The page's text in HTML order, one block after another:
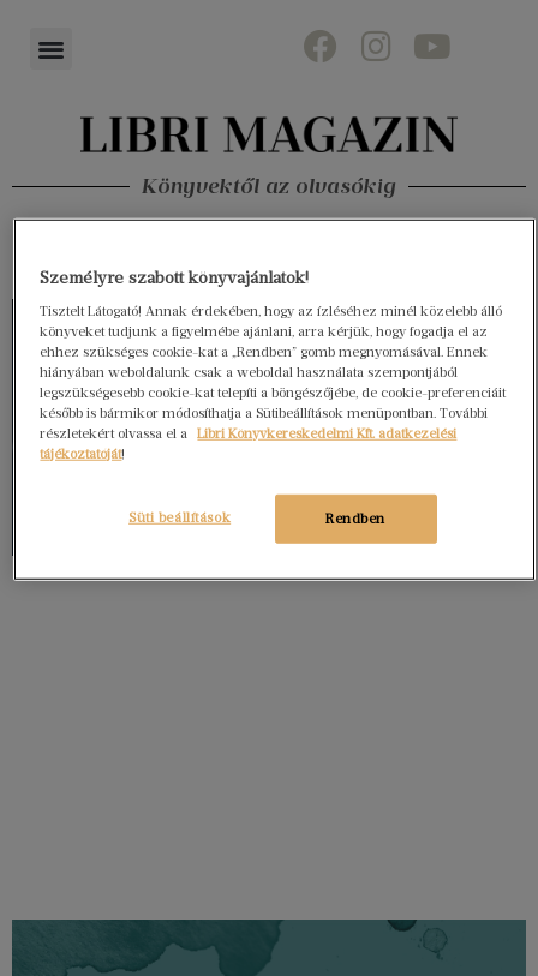
Könyvektől az olvasókig
Személyre szabott könyvajánlatok!
Tisztelt Látogató! Annak érdekében, hogy az ízléséhez minél közelebb álló
könyveket tudjunk a figyelmébe ajánlani, arra kérjük, hogy fogadja el az
ehhez szükséges cookie-kat a „Rendben” gomb megnyomásával. Ennek
hiányában weboldalunk csak a weboldal használata szempontjából
legszükségesebb cookie-kat telepíti a böngészőjébe, de cookie-preferenciáit
később is bármikor módosíthatja a Sütibeállítások menüpontban. További
részletekért olvassa el a
Libri Könyvkereskedelmi Kft. adatkezelési
tájékoztatóját!
Rendben
Süti beállítások